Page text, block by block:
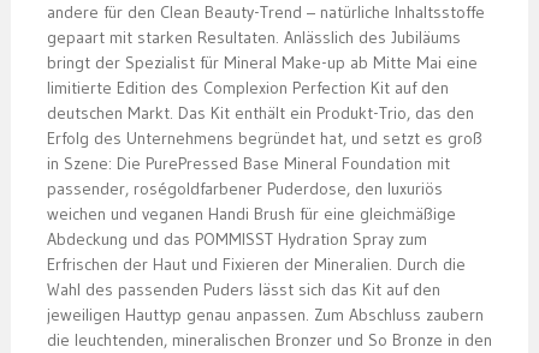
andere für den Clean Beauty-Trend – natürliche Inhaltsstoffe
gepaart mit starken Resultaten. Anlässlich des Jubiläums
bringt der Spezialist für Mineral Make-up ab Mitte Mai eine
limitierte Edition des Complexion Perfection Kit auf den
deutschen Markt. Das Kit enthält ein Produkt-Trio, das den
Erfolg des Unternehmens begründet hat, und setzt es groß
in Szene: Die PurePressed Base Mineral Foundation mit
passender, roségoldfarbener Puderdose, den luxuriös
weichen und veganen Handi Brush für eine gleichmäßige
Abdeckung und das POMMISST Hydration Spray zum
Erfrischen der Haut und Fixieren der Mineralien. Durch die
Wahl des passenden Puders lässt sich das Kit auf den
jeweiligen Hauttyp genau anpassen. Zum Abschluss zaubern
die leuchtenden, mineralischen Bronzer und So Bronze in den